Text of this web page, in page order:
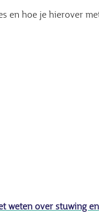
en hoe je hierover
weten over stuwing